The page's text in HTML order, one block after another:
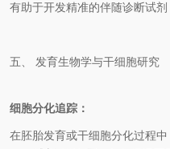
有助于开发精准的伴随诊断试剂
五、 发育生物学与干细胞研究
细胞分化追踪：
在胚胎发育或干细胞分化过程